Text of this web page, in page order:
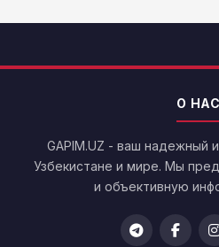
О НАС
GAPIM.UZ - ваш надежный
Узбекистане и мире. Мы
и объективную